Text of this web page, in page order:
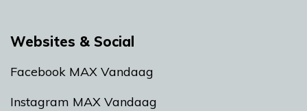
Websites & Social
Facebook MAX Vandaag
Instagram MAX Vandaag